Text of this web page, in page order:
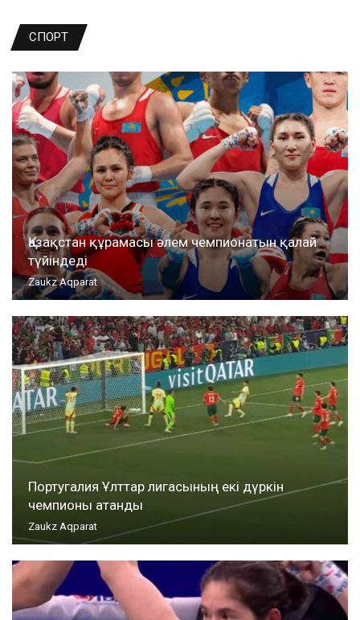
СПОРТ
Қазақстан құрамасы әлем чемпионатын қалай
түйіндеді
Zaukz Aqparat
Португалия Ұлттар лигасының екі дүркін
чемпионы атанды
Zaukz Aqparat